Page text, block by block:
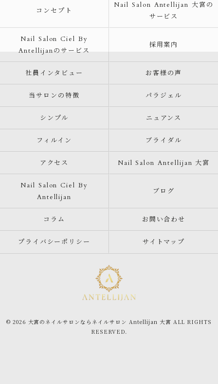
コンセプト
Nail Salon Antellijan 大宮の
サービス
Nail Salon Ciel By
Antellijanのサービス
採用案内
社員インタビュー お客様の声
当サロンの特徴 パラジェル
シンプル ニュアンス
フィルイン ブライダル
アクセス Nail Salon Antellijan 大宮
Nail Salon Ciel By
Antellijan
ブログ
コラム お問い合わせ
プライバシーポリシー サイトマップ
© 2026 大宮のネイルサロンならネイルサロン Antellijan 大宮 ALL RIGHTS
RESERVED.